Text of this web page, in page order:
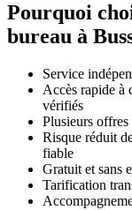
Pourquoi
bureau à
Service
Accès rapide à
vérifiés
Plusieurs offres
Risque réduit
fiable
Gratuit et sans
Tarification